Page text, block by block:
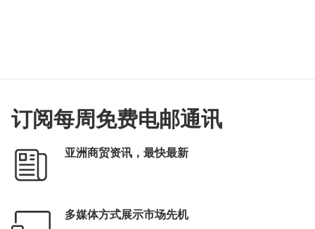
订阅每周免费电邮通讯
亚洲商贸资讯，最快最新
多媒体方式展示市场先机